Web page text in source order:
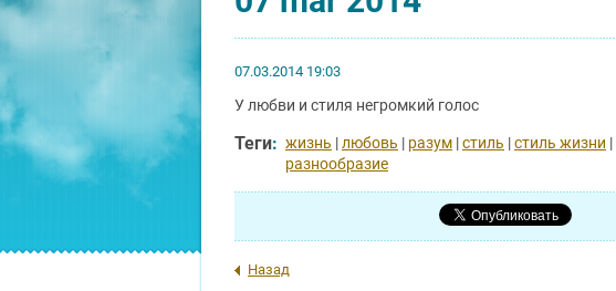
07.03.2014 19:03
У любви и стиля негромкий голос
Теги: жизнь |любовь | разум |стиль |стиль жизни |
разнообразие
Назад